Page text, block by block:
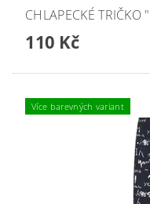
CHLAPECKÉ TRIČKO
110 Kč
Více barevných variant